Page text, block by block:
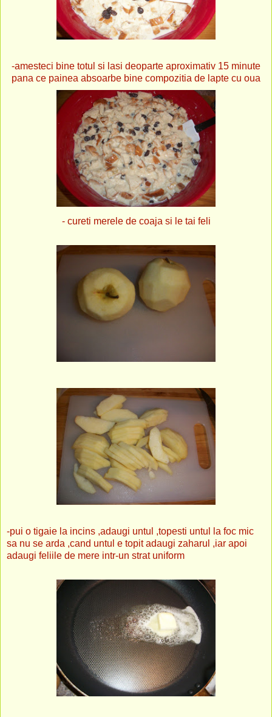
-amesteci bine totul si lasi deoparte aproximativ 15 minute
pana ce painea absoarbe bine compozitia de lapte cu oua
- cureti merele de coaja si le tai feli
-pui o tigaie la incins ,adaugi untul ,topesti untul la foc mic
sa nu se arda ,cand untul e topit adaugi zaharul ,iar apoi
adaugi feliile de mere intr-un strat uniform